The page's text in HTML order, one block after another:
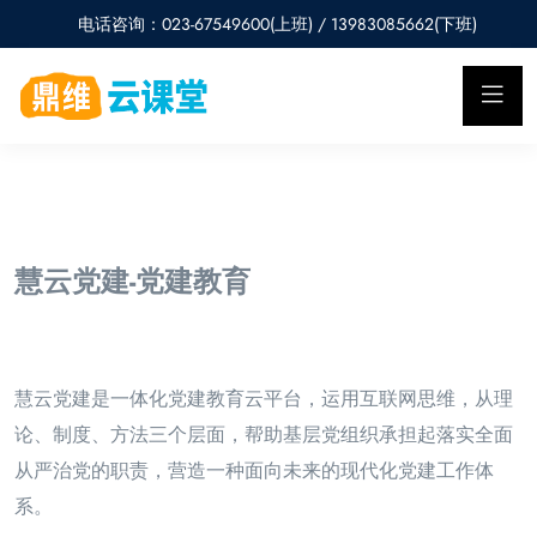
电话咨询：023-67549600(上班) / 13983085662(下班)
慧云党建-党建教育
慧云党建是一体化党建教育云平台，运用互联网思维，从理
论、制度、方法三个层面，帮助基层党组织承担起落实全面
从严治党的职责，营造一种面向未来的现代化党建工作体
系。